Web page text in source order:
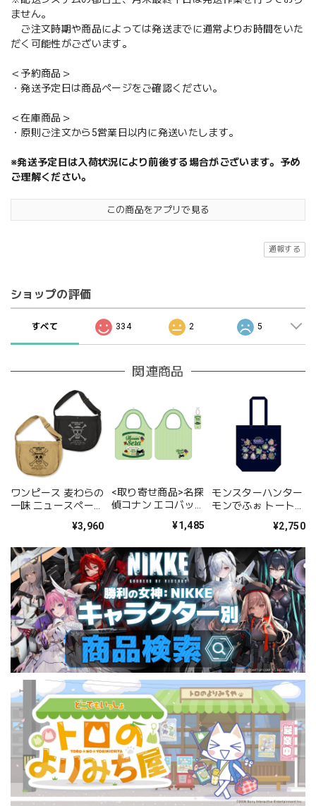
ません。
ご注文時期や商品によっては発送までに通常よりお時間をいた
だく可能性がございます。
＜予約商品＞
・発送予定日は商品ページをご確認ください。
＜在庫商品＞
・原則ご注文から5営業日以内に発送いたします。
※発送予定日は入荷状況により前後する場合がございます。予め
ご理解ください。
この商品をアプリで見る
通報する
ショップの評価
すべて 334 2 5
関連商品
ワンピース 麦わらの
一味 ニュースペーパ
¥3,960
<取り寄せ商品>名探
偵コナン エコバッグ
¥1,485
モンスターハンター
モンでふぉ トートバ
¥2,750